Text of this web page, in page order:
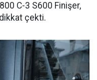
C-3 S600 Finişer,
çekti.